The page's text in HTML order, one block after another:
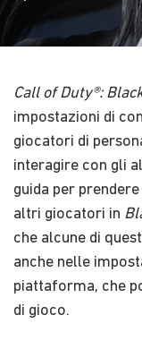
Call of Duty®:
impostazioni di
giocatori di
interagire con gli
guida per
altri giocatori in
che alcune di
anche nelle
piattaforma, che
di gioco.